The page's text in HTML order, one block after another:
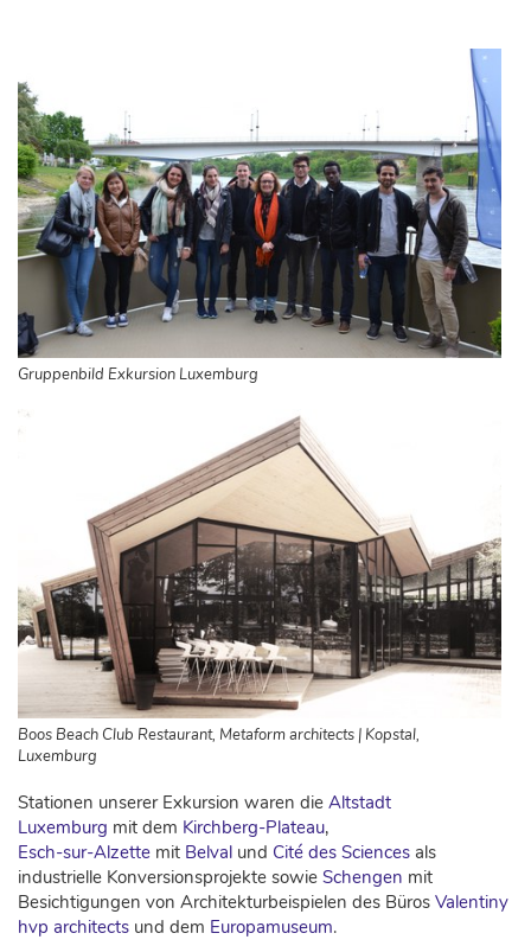
Gruppenbild Exkursion Luxemburg
Boos Beach Club Restaurant, Metaform architects | Kopstal,
Luxemburg
Stationen unserer Exkursion waren die Altstadt
Luxemburg mit dem Kirchberg-Plateau,
Esch-sur-Alzette mit Belval und Cité des Sciences als
industrielle Konversionsprojekte sowie Schengen mit
Besichtigungen von Architekturbeispielen des Büros Valentiny
hvp architects und dem Europamuseum.